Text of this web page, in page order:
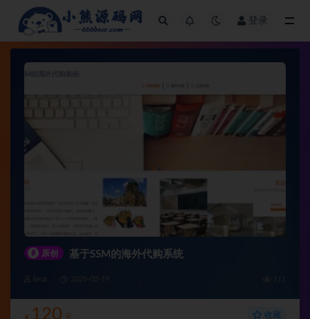
登录
# 原创 基于SSM的海外代购系统
¥ 120 元 收藏